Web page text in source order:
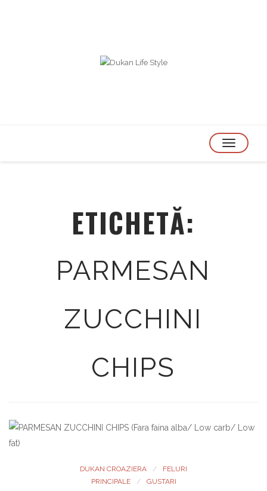
TOGGLE
ETICHETĂ:
PARMESAN
ZUCCHINI
CHIPS
DUKAN CROAZIERA
FELURI
PRINCIPALE
GUSTARI